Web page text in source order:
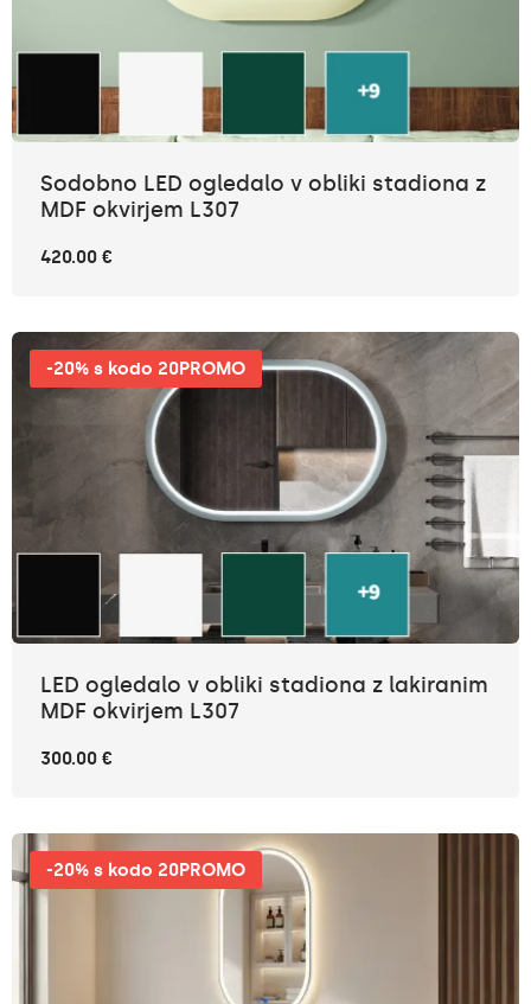
Sodobno LED ogledalo v obliki stadiona z
MDF okvirjem L307
420.00 €
-20% s kodo 20PROMO
LED ogledalo v obliki stadiona z lakiranim
MDF okvirjem L307
300.00 €
-20% s kodo 20PROMO